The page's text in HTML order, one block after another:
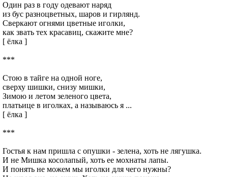
Один раз в году одевают наряд
из бус разноцветных, шаров и гирлянд.
Сверкают огнями цветные иголки,
как звать тех красавиц, скажите мне?
[ ёлка ]
***
Стою в тайге на одной ноге,
сверху шишки, снизу мишки,
Зимою и летом зеленого цвета,
платьице в иголках, а называюсь я ...
[ ёлка ]
***
Гостья к нам пришла с опушки - зелена, хоть не лягушка.
И не Мишка косолапый, хоть ее мохнаты лапы.
И понять не можем мы иголки для чего нужны?